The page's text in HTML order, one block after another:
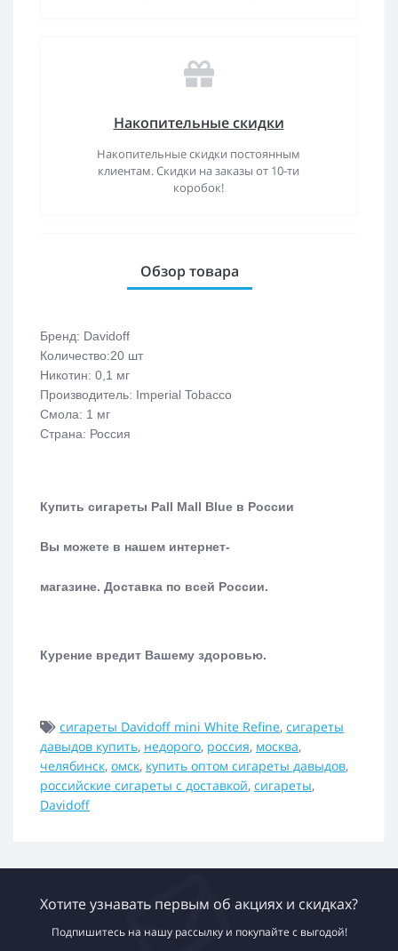
Накопительные скидки
Накопительные скидки постоянным
клиентам. Скидки на заказы от 10-ти
коробок!
Обзор товара
Бренд: Davidoff
Количество:20 шт
Никотин: 0,1 мг
Производитель: Imperial Tobacco
Смола: 1 мг
Страна: Россия
Купить сигареты Pall Mall Blue в России
Вы можете в нашем интернет-
магазине. Доставка по всей России.
Курение вредит Вашему здоровью.
сигареты Davidoff mini White Refine, сигареты
давыдов купить, недорого, россия, москва,
челябинск, омск, купить оптом сигареты давыдов,
российские сигареты с доставкой, сигареты,
Davidoff
Хотите узнавать первым об акциях и скидках?
Подпишитесь на нашу рассылку и покупайте с выгодой!